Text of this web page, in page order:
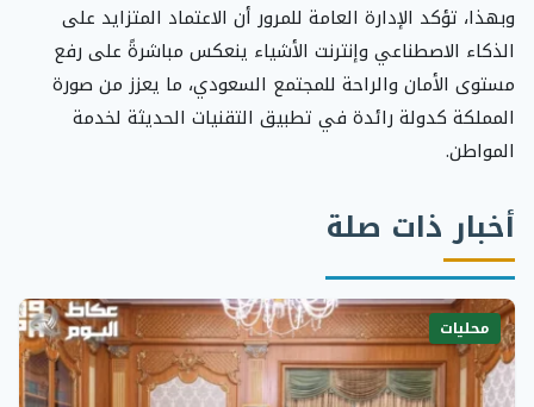
وبهذا، تؤكد الإدارة العامة للمرور أن الاعتماد المتزايد على
الذكاء الاصطناعي وإنترنت الأشياء ينعكس مباشرةً على رفع
مستوى الأمان والراحة للمجتمع السعودي، ما يعزز من صورة
المملكة كدولة رائدة في تطبيق التقنيات الحديثة لخدمة
المواطن.
أخبار ذات صلة
محليات